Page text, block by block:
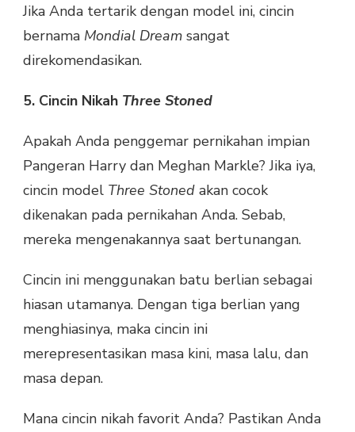
Jika Anda tertarik dengan model ini, cincin
bernama Mondial Dream sangat
direkomendasikan.
5. Cincin Nikah Three Stoned
Apakah Anda penggemar pernikahan impian
Pangeran Harry dan Meghan Markle? Jika iya,
cincin model Three Stoned akan cocok
dikenakan pada pernikahan Anda. Sebab,
mereka mengenakannya saat bertunangan.
Cincin ini menggunakan batu berlian sebagai
hiasan utamanya. Dengan tiga berlian yang
menghiasinya, maka cincin ini
merepresentasikan masa kini, masa lalu, dan
masa depan.
Mana cincin nikah favorit Anda? Pastikan Anda